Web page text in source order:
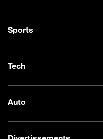
Sports
Tech
Auto